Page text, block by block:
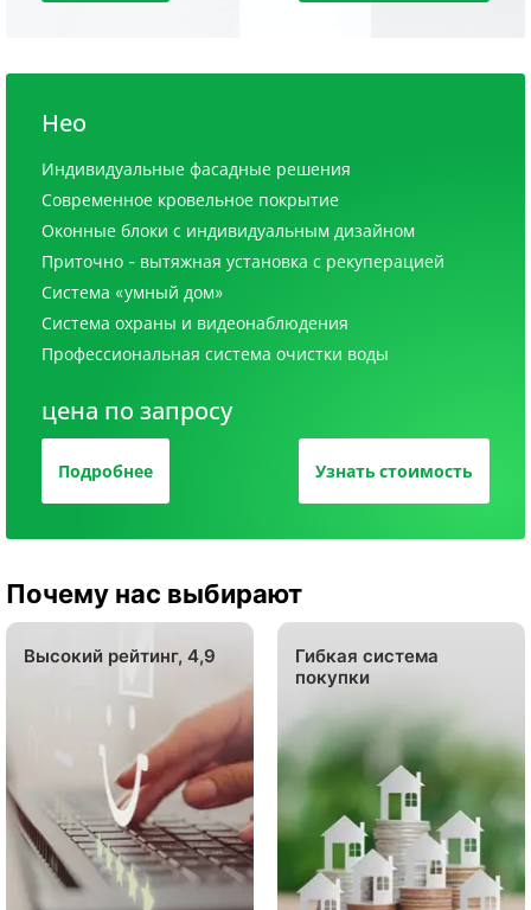
Нео
Индивидуальные фасадные решения
Современное кровельное покрытие
Оконные блоки с индивидуальным дизайном
Приточно - вытяжная установка с рекуперацией
Система «умный дом»
Система охраны и видеонаблюдения
Профессиональная система очистки воды
цена по запросу
Подробнее Узнать стоимость
Почему нас выбирают
Высокий рейтинг, 4,9
Гибкая система
покупки